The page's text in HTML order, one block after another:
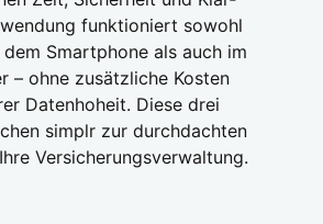
funk­tio­niert sowohl
Smart­phone als auch im
– ohne zusätz­li­che Kos­ten
Daten­ho­heit. Die­se drei
sim­plr zur durch­dach­ten
Ver­si­che­rungs­ver­wal­tung.